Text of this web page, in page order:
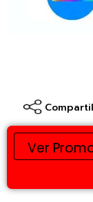
Ver